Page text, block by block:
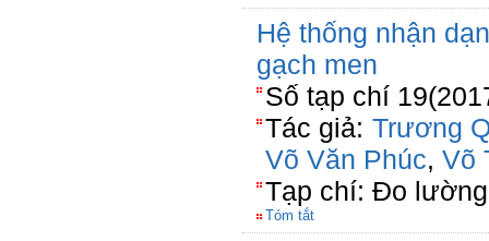
Hệ thống nhận
gạch men
Số tạp chí
Tác giả: Trương
Võ Văn Phúc, Võ
Tạp chí: Đo
Tóm tắt